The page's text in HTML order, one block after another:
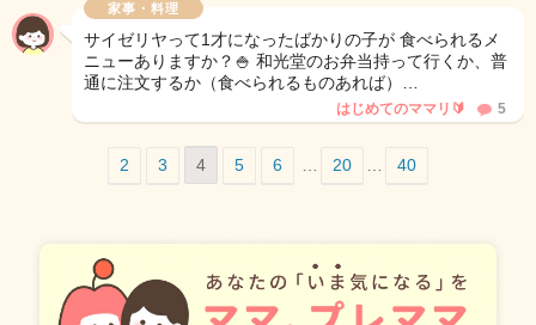
家事・料理
サイゼリヤって1才になったばかりの子が 食べられるメ
ニューありますか？🍚 和光堂のお弁当持って行くか、普
通に注文するか（食べられるものあれば）…
はじめてのママリ🔰 5
2 3 4 5 6 20 40